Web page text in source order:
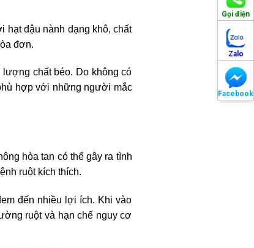
Gọi điện
Zalo
Facebook
hạt đậu nành dạng khô, chất
đơn.
chất béo. Do không có
hợp với những người mắc
hòa tan có thể gây ra tình
ruột kích thích.
đến nhiều lợi ích. Khi vào
ruột và hạn chế nguy cơ